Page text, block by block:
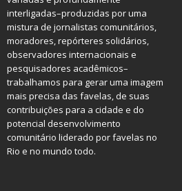
interligadas–produzidas por uma
mistura de jornalistas comunitários,
moradores, repórteres solidários,
observadores internacionais e
pesquisadores acadêmicos–
trabalhamos para gerar uma imagem
mais precisa das favelas, de suas
contribuições para a cidade e do
potencial desenvolvimento
comunitário liderado por favelas no
Rio e no mundo todo.